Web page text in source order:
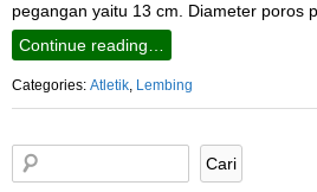
pegangan yaitu 13 cm. Diameter poros
Continue reading…
Categories: Atletik Lembing